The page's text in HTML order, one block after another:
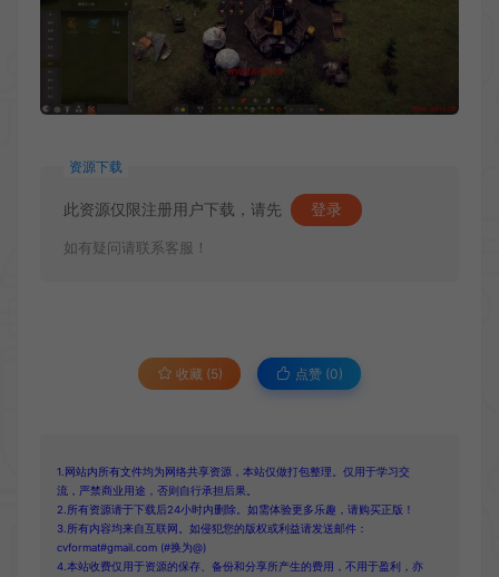
资源下载
此资源仅限注册用户下载，请先 登录
如有疑问请联系客服！
收藏 (5) 点赞 (0)
1.网站内所有文件均为网络共享资源，本站仅做打包整理。仅用于学习交
流，严禁商业用途，否则自行承担后果。
2.所有资源请于下载后24小时内删除。如需体验更多乐趣，请购买正版！
3.所有内容均来自互联网。如侵犯您的版权或利益请发送邮件：
cvformat#gmail.com (#换为@)
4.本站收费仅用于资源的保存、备份和分享所产生的费用，不用于盈利，亦